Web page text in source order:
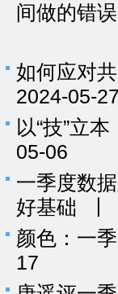
间做的错
如何应对
2024-05-27
以“技”立
05-06
一季度数
好基础
颜色：一
17